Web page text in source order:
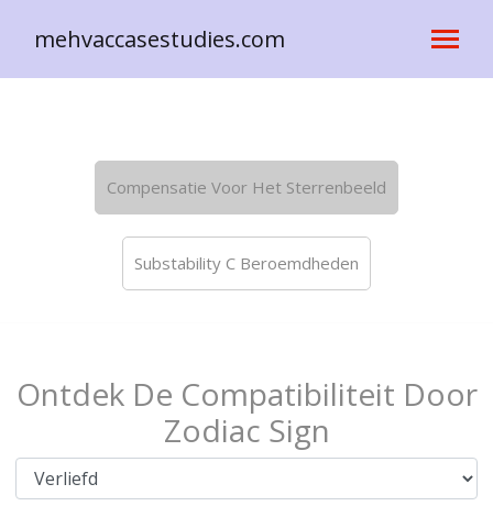
mehvaccasestudies.com
Compensatie Voor Het Sterrenbeeld
Substability C Beroemdheden
Ontdek De Compatibiliteit Door
Zodiac Sign